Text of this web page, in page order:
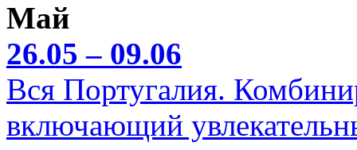
Май
26.05 – 09.06
Вся Португалия.
включающий